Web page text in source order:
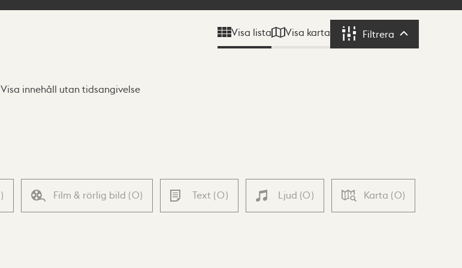
Visa lista Visa karta Filtrera Filtrera
Visa innehåll utan tidsangivelse
) Film & rörlig bild (0) Text (0) Ljud (0) Karta (0)